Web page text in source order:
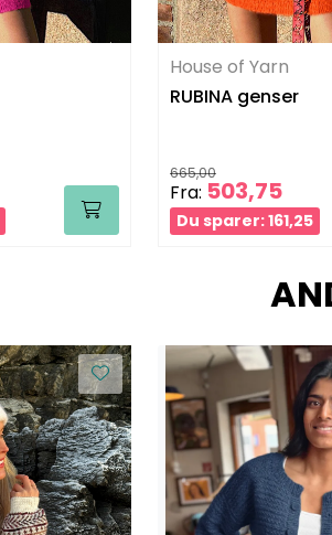
House of Yarn
RUBINA genser
665,00
Fra: 503,75
Du sparer: 161,25